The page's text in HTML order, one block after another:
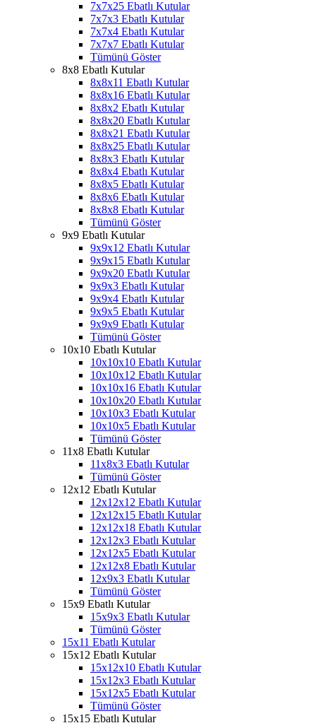
7x7x25 Ebatlı Kutular
7x7x3 Ebatlı Kutular
7x7x4 Ebatlı Kutular
7x7x7 Ebatlı Kutular
Tümünü Göster
8x8 Ebatlı Kutular
8x8x11 Ebatlı Kutular
8x8x16 Ebatlı Kutular
8x8x2 Ebatlı Kutular
8x8x20 Ebatlı Kutular
8x8x21 Ebatlı Kutular
8x8x25 Ebatlı Kutular
8x8x3 Ebatlı Kutular
8x8x4 Ebatlı Kutular
8x8x5 Ebatlı Kutular
8x8x6 Ebatlı Kutular
8x8x8 Ebatlı Kutular
Tümünü Göster
9x9 Ebatlı Kutular
9x9x12 Ebatlı Kutular
9x9x15 Ebatlı Kutular
9x9x20 Ebatlı Kutular
9x9x3 Ebatlı Kutular
9x9x4 Ebatlı Kutular
9x9x5 Ebatlı Kutular
9x9x9 Ebatlı Kutular
Tümünü Göster
10x10 Ebatlı Kutular
10x10x10 Ebatlı Kutular
10x10x12 Ebatlı Kutular
10x10x16 Ebatlı Kutular
10x10x20 Ebatlı Kutular
10x10x3 Ebatlı Kutular
10x10x5 Ebatlı Kutular
Tümünü Göster
11x8 Ebatlı Kutular
11x8x3 Ebatlı Kutular
Tümünü Göster
12x12 Ebatlı Kutular
12x12x12 Ebatlı Kutular
12x12x15 Ebatlı Kutular
12x12x18 Ebatlı Kutular
12x12x3 Ebatlı Kutular
12x12x5 Ebatlı Kutular
12x12x8 Ebatlı Kutular
12x9x3 Ebatlı Kutular
Tümünü Göster
15x9 Ebatlı Kutular
15x9x3 Ebatlı Kutular
Tümünü Göster
15x11 Ebatlı Kutular
15x12 Ebatlı Kutular
15x12x10 Ebatlı Kutular
15x12x3 Ebatlı Kutular
15x12x5 Ebatlı Kutular
Tümünü Göster
15x15 Ebatlı Kutular